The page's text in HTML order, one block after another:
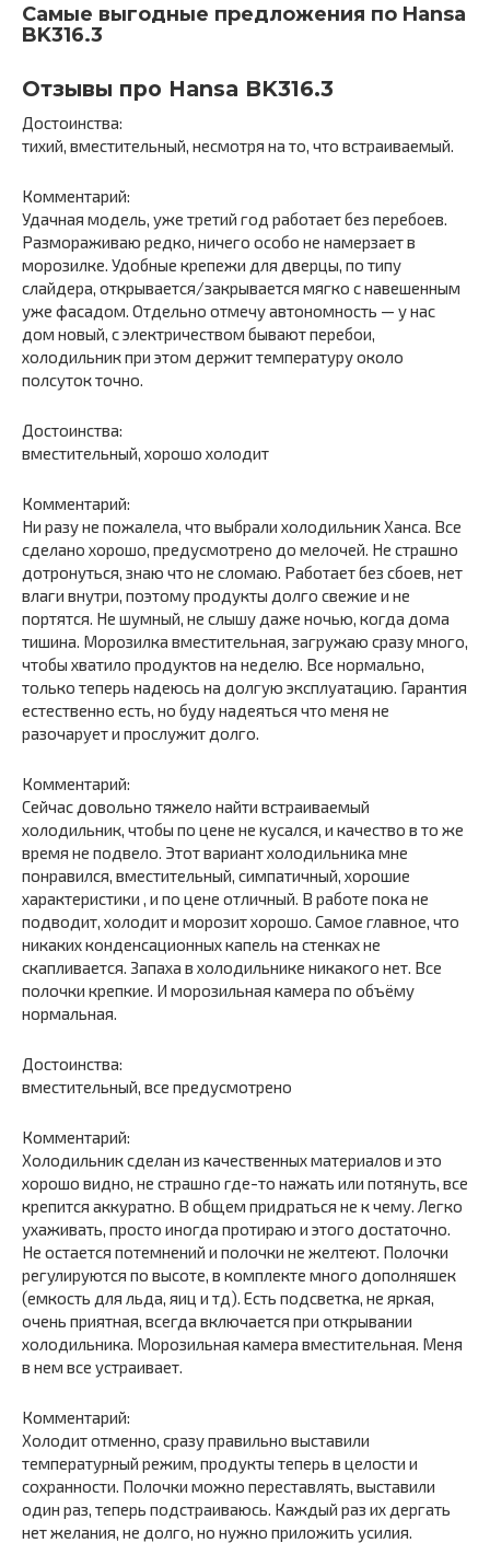
Самые выгодные предложения по Hansa
BK316.3
Отзывы про Hansa BK316.3
Достоинства:
тихий, вместительный, несмотря на то, что встраиваемый.
Комментарий:
Удачная модель, уже третий год работает без перебоев.
Размораживаю редко, ничего особо не намерзает в
морозилке. Удобные крепежи для дверцы, по типу
слайдера, открывается/закрывается мягко с навешенным
уже фасадом. Отдельно отмечу автономность — у нас
дом новый, с электричеством бывают перебои,
холодильник при этом держит температуру около
полсуток точно.
Достоинства:
вместительный, хорошо холодит
Комментарий:
Ни разу не пожалела, что выбрали холодильник Ханса. Все
сделано хорошо, предусмотрено до мелочей. Не страшно
дотронуться, знаю что не сломаю. Работает без сбоев, нет
влаги внутри, поэтому продукты долго свежие и не
портятся. Не шумный, не слышу даже ночью, когда дома
тишина. Морозилка вместительная, загружаю сразу много,
чтобы хватило продуктов на неделю. Все нормально,
только теперь надеюсь на долгую эксплуатацию. Гарантия
естественно есть, но буду надеяться что меня не
разочарует и прослужит долго.
Комментарий:
Сейчас довольно тяжело найти встраиваемый
холодильник, чтобы по цене не кусался, и качество в то же
время не подвело. Этот вариант холодильника мне
понравился, вместительный, симпатичный, хорошие
характеристики , и по цене отличный. В работе пока не
подводит, холодит и морозит хорошо. Самое главное, что
никаких конденсационных капель на стенках не
скапливается. Запаха в холодильнике никакого нет. Все
полочки крепкие. И морозильная камера по объёму
нормальная.
Достоинства:
вместительный, все предусмотрено
Комментарий:
Холодильник сделан из качественных материалов и это
хорошо видно, не страшно где-то нажать или потянуть, все
крепится аккуратно. В общем придраться не к чему. Легко
ухаживать, просто иногда протираю и этого достаточно.
Не остается потемнений и полочки не желтеют. Полочки
регулируются по высоте, в комплекте много дополняшек
(емкость для льда, яиц и тд). Есть подсветка, не яркая,
очень приятная, всегда включается при открывании
холодильника. Морозильная камера вместительная. Меня
в нем все устраивает.
Комментарий:
Холодит отменно, сразу правильно выставили
температурный режим, продукты теперь в целости и
сохранности. Полочки можно переставлять, выставили
один раз, теперь подстраиваюсь. Каждый раз их дергать
нет желания, не долго, но нужно приложить усилия.